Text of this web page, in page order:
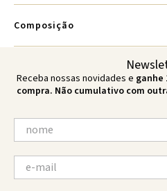
Composição
Receba nossas novidades e ganhe
compra. Não cumulativo com